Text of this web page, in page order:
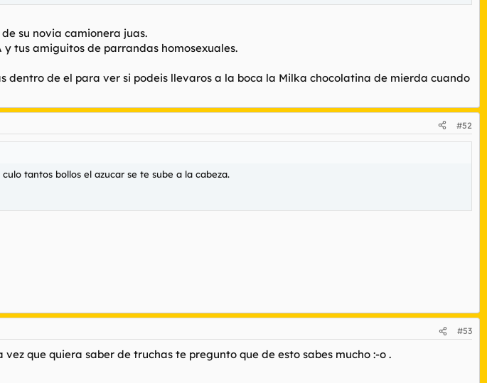
su novia camionera juas.
y tus amiguitos de parrandas homosexuales.
dentro de el para ver si podeis llevaros a la boca la Milka chocolatina de mierda cuando
#52
tantos bollos el azucar se te sube a la cabeza.
#53
que quiera saber de truchas te pregunto que de esto sabes mucho :-o .